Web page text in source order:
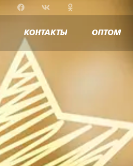
КОНТАКТЫ ОПТОМ